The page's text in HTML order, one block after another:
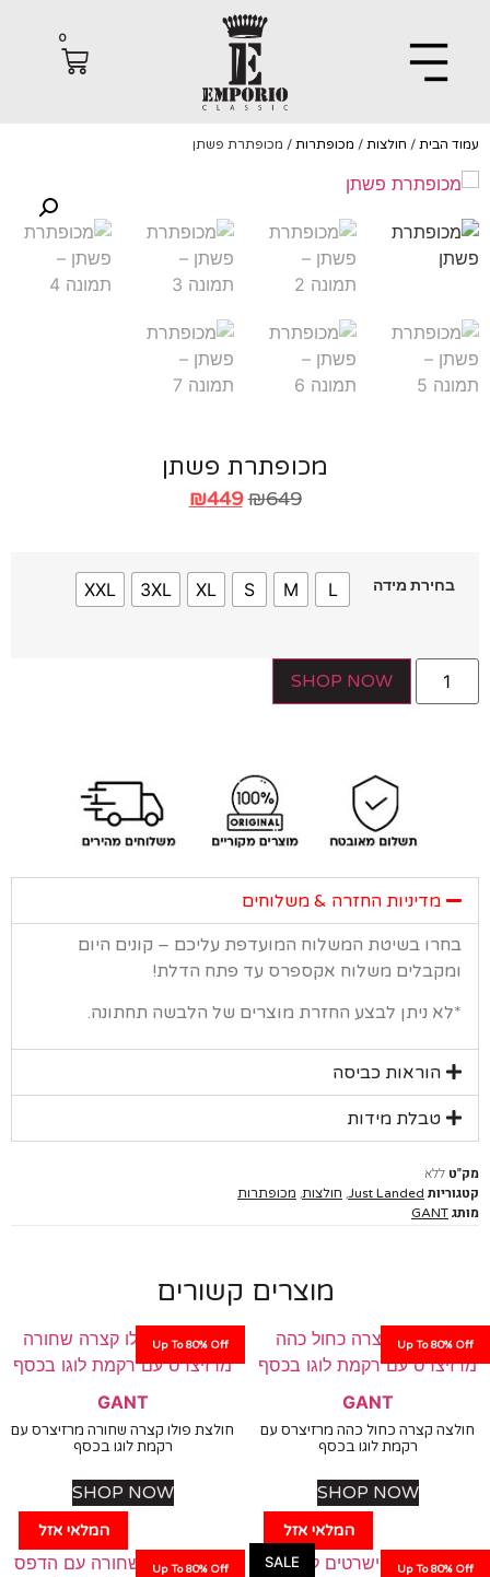
הבית/חולצות /מכופתרות/ מכופתרת פשתן
מכופתרת פשתן
₪
₪449
מידה L
M
S
XL
3XL
XXL
SHOP NOW
מדיניות החזרה & משלוחים
בשיטת המשלוח המועדפת עליכם – קונים היום
משלוח אקספרס עד פתח הדלת!
ניתן לבצע החזרת מוצרים של הלבשה תחתונה.
הוראות כביסה
טבלת מידות
ללא
Just Landed
,חולצות ,מכופתרות
GANT
מוצרים קשורים
Up To
המלאי אזל
GANT
קצרה כחול כהה מרזיצרס עם
רקמת לוגו בכסף
SHOP NOW
Up To 80% Off
המלאי אזל
GANT
חולצת פולו קצרה שחורה מרזיצרס עם
רקמת לוגו בכסף
SHOP NOW
SALE Up To
Up To 80% Off